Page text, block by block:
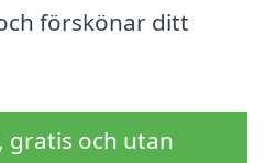
förskönar ditt
gratis och utan